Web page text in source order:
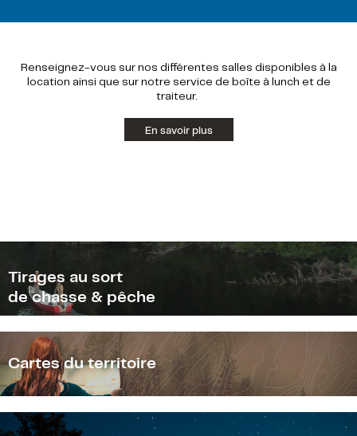
Renseignez-vous sur nos différentes salles disponibles à la
location ainsi que sur notre service de boîte à lunch et de
traiteur.
En savoir plus
Tirages au sort
de chasse & pêche
Cartes du territoire